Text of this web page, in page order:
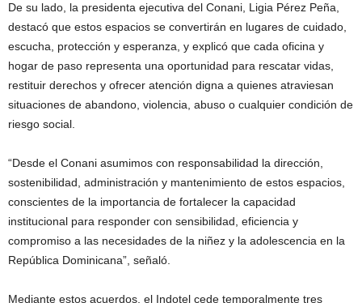
De su lado, la presidenta ejecutiva del Conani, Ligia Pérez Peña,
destacó que estos espacios se convertirán en lugares de cuidado,
escucha, protección y esperanza, y explicó que cada oficina y
hogar de paso representa una oportunidad para rescatar vidas,
restituir derechos y ofrecer atención digna a quienes atraviesan
situaciones de abandono, violencia, abuso o cualquier condición de
riesgo social.
“Desde el Conani asumimos con responsabilidad la dirección,
sostenibilidad, administración y mantenimiento de estos espacios,
conscientes de la importancia de fortalecer la capacidad
institucional para responder con sensibilidad, eficiencia y
compromiso a las necesidades de la niñez y la adolescencia en la
República Dominicana”, señaló.
Mediante estos acuerdos, el Indotel cede temporalmente tres